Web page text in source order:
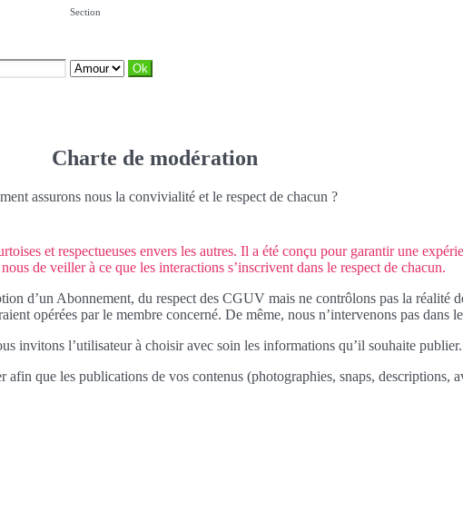
Section
Charte de modération
assurons nous la convivialité et le respect de chacun ?
et respectueuses envers les autres. Il a été conçu pour garantir une
de veiller à ce que les interactions s’inscrivent dans le respect de chacun.
d’un Abonnement, du respect des CGUV mais ne contrôlons pas la réalité
opérées par le membre concerné. De même, nous n’intervenons pas dans
invitons l’utilisateur à choisir avec soin les informations qu’il souhaite publier.
afin que les publications de vos contenus (photographies, snaps, descriptions,